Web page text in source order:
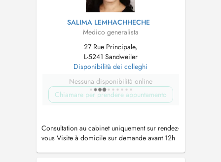
SALIMA LEMHACHHECHE
Medico generalista
27 Rue Principale,
L-5241 Sandweiler
Disponibilità dei colleghi
Nessuna disponibilità online
Chiamare per prendere appuntamento
Consultation au cabinet uniquement sur rendez-
vous Visite à domicile sur demande avant 12h